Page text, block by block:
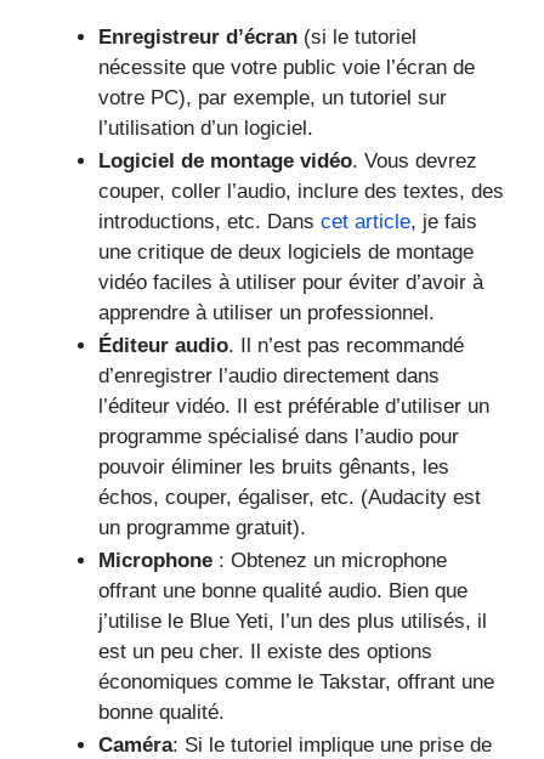
Enregistreur d’écran (si le tutoriel
nécessite que votre public voie l’écran de
votre PC), par exemple, un tutoriel sur
l’utilisation d’un logiciel.
Logiciel de montage vidéo. Vous devrez
couper, coller l’audio, inclure des textes, des
introductions, etc. Dans cet article, je fais
une critique de deux logiciels de montage
vidéo faciles à utiliser pour éviter d’avoir à
apprendre à utiliser un professionnel.
Éditeur audio. Il n’est pas recommandé
d’enregistrer l’audio directement dans
l’éditeur vidéo. Il est préférable d’utiliser un
programme spécialisé dans l’audio pour
pouvoir éliminer les bruits gênants, les
échos, couper, égaliser, etc. (Audacity est
un programme gratuit).
Microphone : Obtenez un microphone
offrant une bonne qualité audio. Bien que
j’utilise le Blue Yeti, l’un des plus utilisés, il
est un peu cher. Il existe des options
économiques comme le Takstar, offrant une
bonne qualité.
Caméra: Si le tutoriel implique une prise de